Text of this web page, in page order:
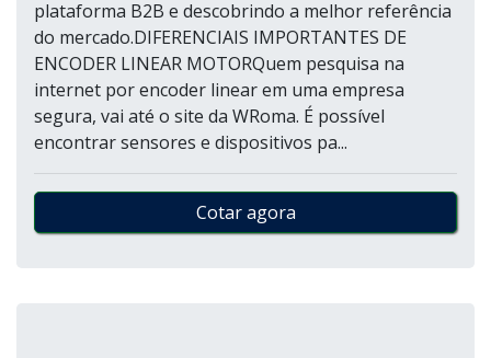
plataforma B2B e descobrindo a melhor referência
do mercado.DIFERENCIAIS IMPORTANTES DE
ENCODER LINEAR MOTORQuem pesquisa na
internet por encoder linear em uma empresa
segura, vai até o site da WRoma. É possível
encontrar sensores e dispositivos pa...
Cotar agora